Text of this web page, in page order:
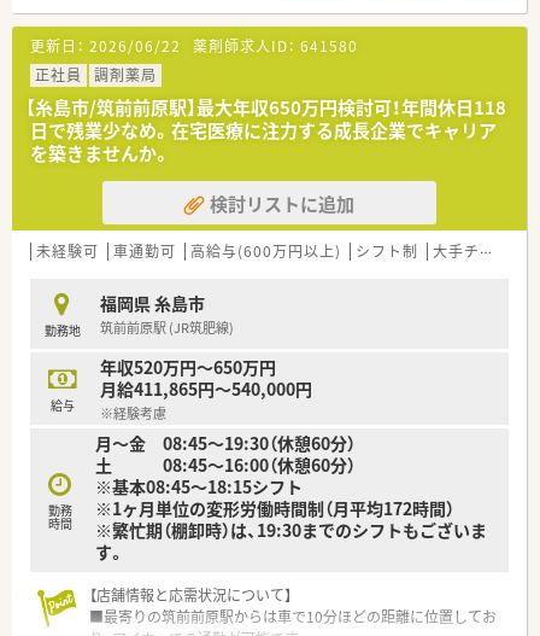
【法人特徴について】
■福岡県を中心に調剤薬局を2店舗展開するほか、ジェネリック
の卸売や菓子製造など多岐にわたる事業で経営基盤が安定して
います。
■今後も着実に新規開局を予定しており、地域住民が集う場所と
してのカフェ風店舗づくりなど、独自のビジョンを持っていま
す。
■頑張った方には昇給という形でしっかりと還元する方針を掲
げており、個人の努力を正当に評価して、給与に反映させていま
す。
■何よりも大切にされているのはスタッフ同士の関係性づくり
です。
■かかりつけを始め、地域連携薬局やオンライン服薬指導など業
界の流れに合わせて対応して参ります。
■社長が窓口となり、門前のドクターとの関係性も良好です。
■今後も基盤を整えながら着実な新規開局を予定されていま
す。
更新日： 2026/06/22 薬剤師求人ID： 641580
正社員
調剤薬局
【糸島市/筑前前原駅】最大年収650万円検討可！年間休日118
日で残業少なめ。在宅医療に注力する成長企業でキャリア
を築きませんか。
検討リストに追加
未経験可 車通勤可 高給与(600万円以上) シフト制 大手チェーン以外
勤務地
福岡県 糸島市
筑前前原駅 (JR筑肥線)
給与
年収520万円～650万円
月給411,865円～540,000円
※経験考慮
勤務
時間
月～金 08:45～19:30（休憩60分）
土 08:45～16:00（休憩60分）
※基本08:45～18:15シフト
※1ヶ月単位の変形労働時間制（月平均172時間）
※繁忙期（棚卸時）は、19:30までのシフトもございま
す。
【店舗情報と応需状況について】
■最寄りの筑前前原駅からは車で10分ほどの距離に位置してお